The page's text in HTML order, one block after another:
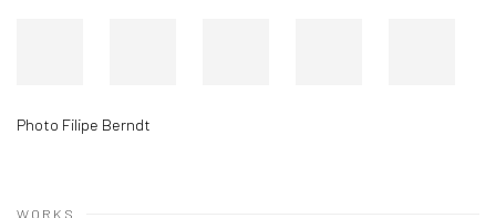
Photo Filipe Berndt
WORKS